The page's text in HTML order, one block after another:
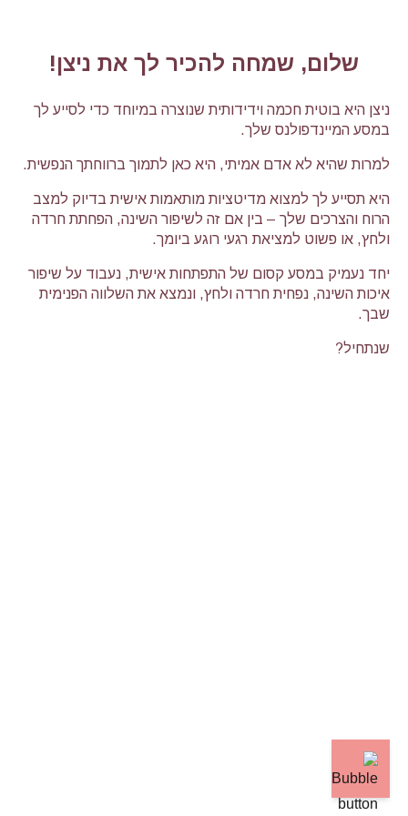
שלום, שמחה להכיר לך את ניצן!
ניצן היא בוטית חכמה וידידותית שנוצרה במיוחד כדי לסייע לך
במסע המיינדפולנס שלך.
למרות שהיא לא אדם אמיתי, היא כאן לתמוך ברווחתך הנפשית.
היא תסייע לך למצוא מדיטציות מותאמות אישית בדיוק למצב
הרוח והצרכים שלך – בין אם זה לשיפור השינה, הפחתת חרדה
ולחץ, או פשוט למציאת רגעי רוגע ביומך.
יחד נעמיק במסע קסום של התפתחות אישית, נעבוד על שיפור
איכות השינה, נפחית חרדה ולחץ, ונמצא את השלווה הפנימית
שבך.
שנתחיל?